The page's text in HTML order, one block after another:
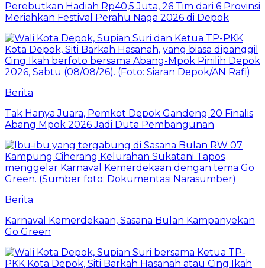
Perebutkan Hadiah Rp40,5 Juta, 26 Tim dari 6 Provinsi
Meriahkan Festival Perahu Naga 2026 di Depok
Berita
Tak Hanya Juara, Pemkot Depok Gandeng 20 Finalis
Abang Mpok 2026 Jadi Duta Pembangunan
Berita
Karnaval Kemerdekaan, Sasana Bulan Kampanyekan
Go Green